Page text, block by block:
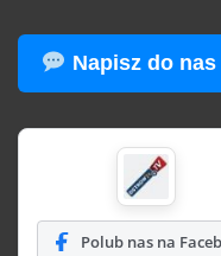
Napisz do
Polub nas na